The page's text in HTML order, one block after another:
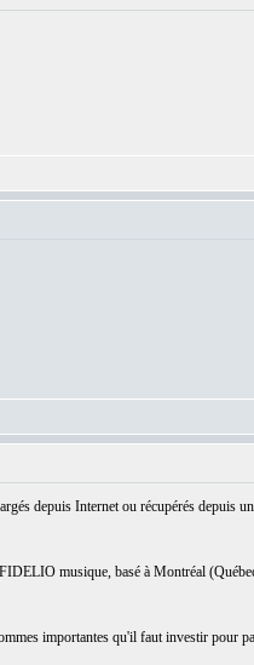
depuis Internet ou récupérés depuis
musique, basé à Montréal
importantes qu'il faut investir pour